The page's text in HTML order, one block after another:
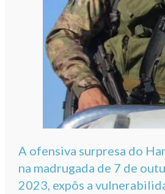
A ofensiva surpresa do
na madrugada de 7 de
2023, expôs a